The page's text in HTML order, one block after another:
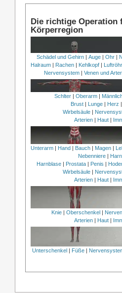
Die richtige Operation
Körperregion
Schädel und Gehirn| Auge| Ohr|
Halraum
Rachen Kehlkopf
Nervensystem
Venen und
Schlter| Oberarm|
Brust| Lunge| Herz |
Wirbelsäule |
Arterien | Haut |
Unterarm | Hand | Bauch | Magen |
Nebenniere|
Harnblase| Prostata| Penis |
Wirbelsäule |
Arterien | Haut |
Knie | Oberschenkel |
Arterien | Haut |
Unterschenkel| Füße|